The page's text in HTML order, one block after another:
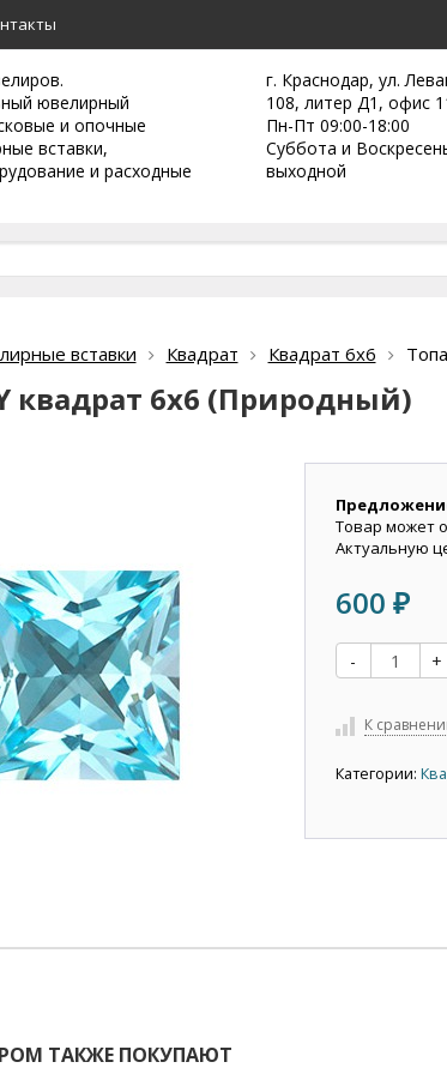
ювелирный
и опочные
вставки,
и расходные
г. Краснодар, ул.
108, литер Д1, офис
Пн-Пт 09:00-18:00
Суббота и
выходной
вставки Квадрат Квадрат 6х6
квадрат 6х6 (Природный)
Товар может
Актуальную
600 ₽
- +
К
Категории:
ТАКЖЕ ПОКУПАЮТ